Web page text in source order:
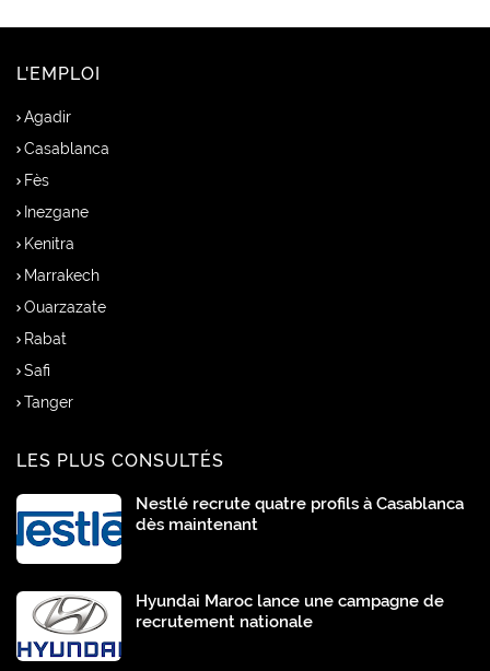
L'EMPLOI
Agadir
Casablanca
Fès
Inezgane
Kenitra
Marrakech
Ouarzazate
Rabat
Safi
Tanger
LES PLUS CONSULTÉS
Nestlé recrute quatre profils à Casablanca
dès maintenant
Hyundai Maroc lance une campagne de
recrutement nationale